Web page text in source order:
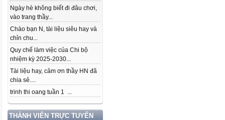
Ngày hè không biết đi đâu chơi,
vào trang thầy...
Chào bạn N, tài liệu siêu hay và
chỉn chu...
Quy chế làm việc của Chi bộ
nhiệm kỳ 2025-2030...
Tài liệu hay, cảm ơn thầy HN đã
chia sẻ....
trinh thi oang tuần 1 ...
THÀNH VIÊN TRỰC TUYẾN